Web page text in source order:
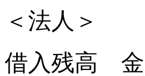
＜法人＞
借入残高